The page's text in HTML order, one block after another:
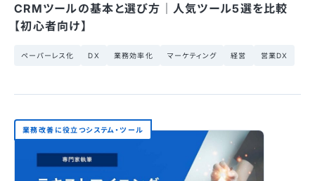
CRMツールの基本と選び方｜人気ツール5選を比較
【初心者向け】
ペーパーレス化 DX 業務効率化 マーケティング 経営 営業DX
業務改善に役立つシステム・ツール